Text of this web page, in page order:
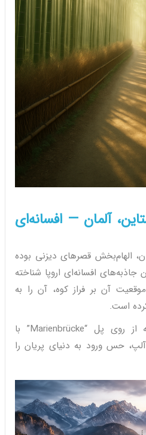
آلمان — افسانه‌ای
الهام‌بخش قصرهای دیزنی بوده
افسانه‌ای اروپا شناخته
آن بر فراز کوه، آن را به
است.
تماشای قلعه از روی پل “Marienbrücke” با
حس ورود به دنیای پریان را